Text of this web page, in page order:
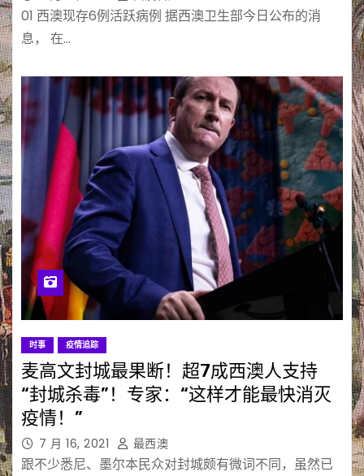
01 西澳现存6例活跃病例 据西澳卫生部今日公布的消
息， 在…
时事 疫情追踪
麦高文封城最果断！超7成西澳人支持
“封城杀毒”！专家：“这样才能最快消灭
疫情！”
7 月 16, 2021 最西澳
跟不少悉尼、墨尔本民众对封城颇有微词不同，虽然已